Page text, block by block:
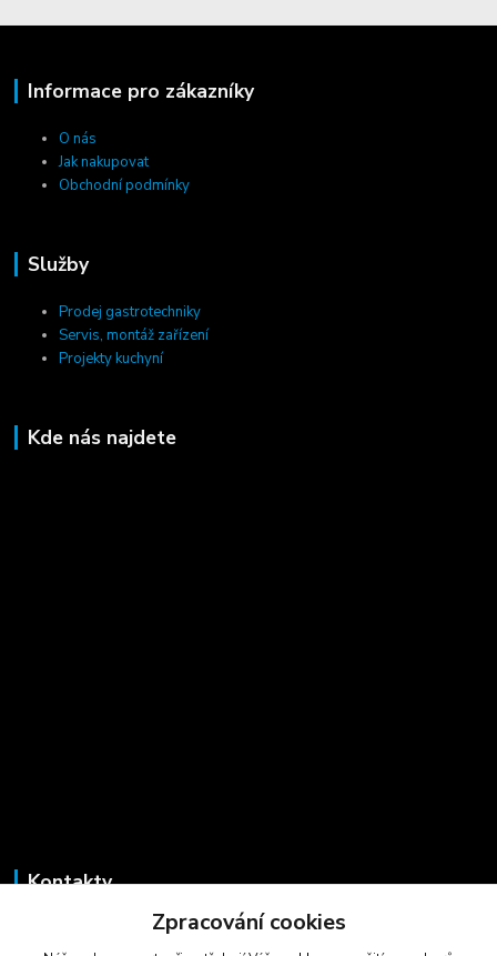
Informace pro zákazníky
O nás
Jak nakupovat
Obchodní podmínky
Služby
Prodej gastrotechniky
Servis, montáž zařízení
Projekty kuchyní
Kde nás najdete
Kontakty
+420 723 725 881
Zpracování cookies